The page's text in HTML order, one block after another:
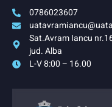
0786023607
Sat.Avram Iancu
jud. Alba
L-V 8:00 – 16.00